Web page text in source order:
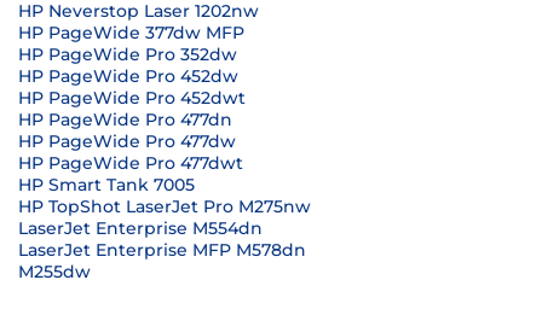
HP Neverstop Laser 1202nw
HP PageWide 377dw MFP
HP PageWide Pro 352dw
HP PageWide Pro 452dw
HP PageWide Pro 452dwt
HP PageWide Pro 477dn
HP PageWide Pro 477dw
HP PageWide Pro 477dwt
HP Smart Tank 7005
HP TopShot LaserJet Pro M275nw
LaserJet Enterprise M554dn
LaserJet Enterprise MFP M578dn
M255dw